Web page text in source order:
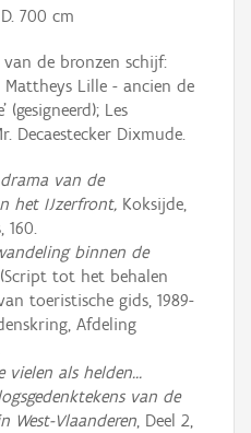
700 cm
de bronzen schijf:
Lille - ancien de
(gesigneerd); Les
Decaestecker Dixmude.
van de
het IJzerfront,Koksijde,
160.
binnen de
tot het behalen
toeristische gids, 1989-
Afdeling
vielen als helden...
van de
West-Vlaanderen, Deel 2,